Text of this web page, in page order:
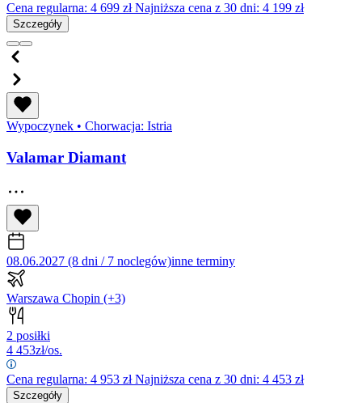
Cena regularna: 4 699 złNajniższa cena z 30 dni: 4 199 zł
Szczegóły
Wypoczynek • Chorwacja: Istria
Valamar Diamant
08.06.2027 (8 dni / 7 noclegów)inne terminy
Warszawa Chopin (+3)
2 posiłki
4 453zł/os.
Cena regularna: 4 953 złNajniższa cena z 30 dni: 4 453 zł
Szczegóły